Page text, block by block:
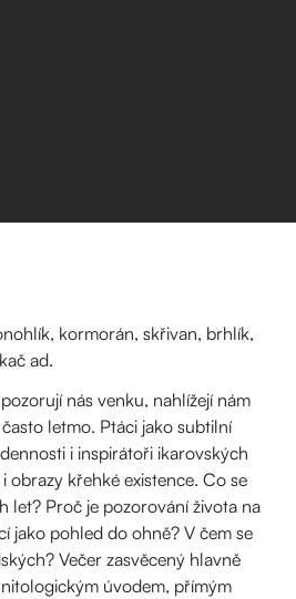
kormorán, skřivan, brhlík,
ad.
nás venku, nahlížejí nám
letmo. Ptáci jako subtilní
i inspirátoři ikarovských
obrazy křehké existence. Co se
let? Proč je pozorování života na
jako pohled do ohně? V čem se
Večer zasvěcený hlavně
úvodem, přímým